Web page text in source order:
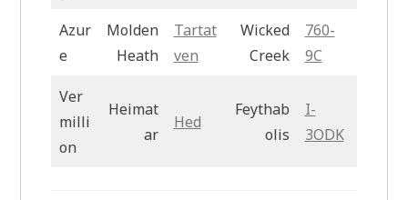
Azur
e
Molden
Heath
Tartat
ven
Wicked
Creek
760-
9C
Ver
milli
on
Heimat
ar
Hed
Feythab
olis
I-
3ODK